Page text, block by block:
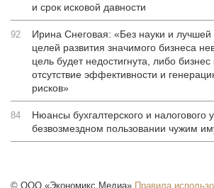
и срок исковой давности
92
Ирина Снеговая: «Без науки и лучшей
целей развития значимого бизнеса
цель будет недостигнута, либо
отсутствие эффективности и
рисков»
84
Нюансы бухгалтерского и налогового
безвозмездном пользовании чужим
© ООО «Экономикс Медиа» Правила